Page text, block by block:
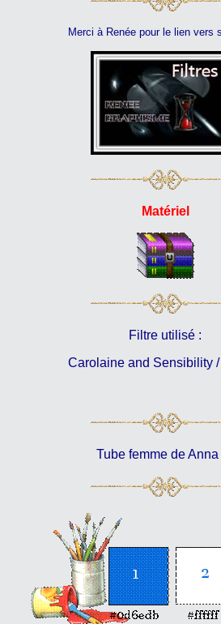
Merci à Renée pour le lien vers
Matériel
Filtre utilisé :
Carolaine and Sensibility
Tube femme de Anna